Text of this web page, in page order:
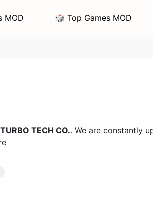
MOD 🎲 Top Games MOD
TECH CO.. We are constantly